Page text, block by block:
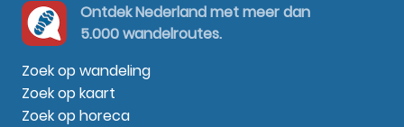
Ontdek Nederland met meer dan
5.000 wandelroutes.
Zoek op wandeling
Zoek op kaart
Zoek op horeca